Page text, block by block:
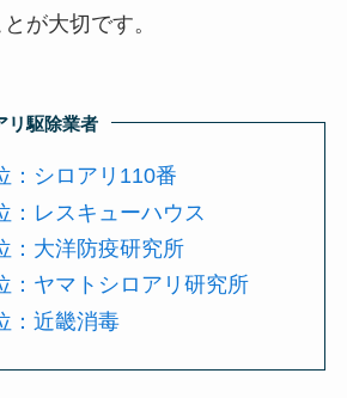
が大切です。
リ駆除業者
：シロアリ110番
：レスキューハウス
：大洋防疫研究所
：ヤマトシロアリ研究所
：近畿消毒